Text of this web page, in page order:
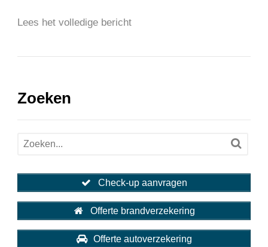
Lees het volledige bericht
Zoeken
Check-up aanvragen
Offerte brandverzekering
Offerte autoverzekering